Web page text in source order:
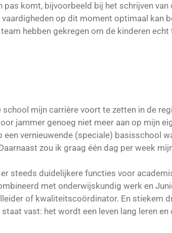
komt, bijvoorbeeld bij het schrijven
op dit moment optimaal kan
hebben gekregen om de kinderen echt
mijn carrière voort te zetten in de
jammer genoeg niet meer aan op mijn
vernieuwende (speciale) basisschool
zou ik graag één dag per week
steeds duidelijkere functies voor
met onderwijskundig werk en
of kwaliteitscoördinator. En stiekem
vast: het wordt een leven lang leren en